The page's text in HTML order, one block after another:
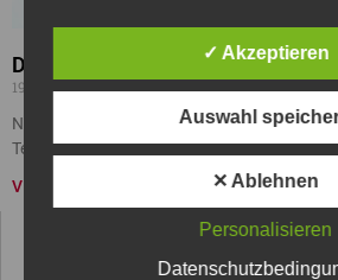
Deutscher StiftungsTag 2019 –
19/02/2020
Nachbericht zum Deutschen StiftungsTag
Teilnehmer erlebten den Deutschen
VIDEO »
✓ Akzeptieren
Auswahl
✕ Ablehnen
Personalisieren